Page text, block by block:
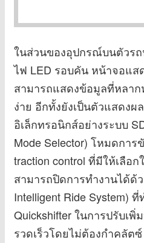
ในส่วนของอุปกรณ์บนตัวร
ไฟ LED รอบคัน หน้าจอแส
สามารถแสดงข้อมูลที่หลา
ง่าย อีกทั้งยังเป็นตัวแสดงผ
อิเล็กทรอนิกส์อย่างระบบ
Mode Selector) โหมดกา
traction control ที่มีให้เลือ
สามารถปิดการทำงานได้ด้
Intelligent Ride System)
Quickshifter ในการปรับเพิ่
รวดเร็วโดยไม่ต้องกำคลัตซ์